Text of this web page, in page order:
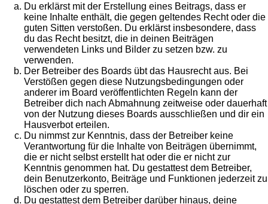
Du erklärst mit der Erstellung eines Beitrags, dass er
keine Inhalte enthält, die gegen geltendes Recht oder die
guten Sitten verstoßen. Du erklärst insbesondere, dass
du das Recht besitzt, die in deinen Beiträgen
verwendeten Links und Bilder zu setzen bzw. zu
verwenden.
Der Betreiber des Boards übt das Hausrecht aus. Bei
Verstößen gegen diese Nutzungsbedingungen oder
anderer im Board veröffentlichten Regeln kann der
Betreiber dich nach Abmahnung zeitweise oder dauerhaft
von der Nutzung dieses Boards ausschließen und dir ein
Hausverbot erteilen.
Du nimmst zur Kenntnis, dass der Betreiber keine
Verantwortung für die Inhalte von Beiträgen übernimmt,
die er nicht selbst erstellt hat oder die er nicht zur
Kenntnis genommen hat. Du gestattest dem Betreiber,
dein Benutzerkonto, Beiträge und Funktionen jederzeit zu
löschen oder zu sperren.
Du gestattest dem Betreiber darüber hinaus, deine